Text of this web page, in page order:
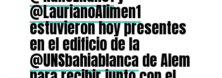
@LaurianoAlimen1
estuvieron hoy presentes
en el edificio de la
@UNSbahiablancade Alem